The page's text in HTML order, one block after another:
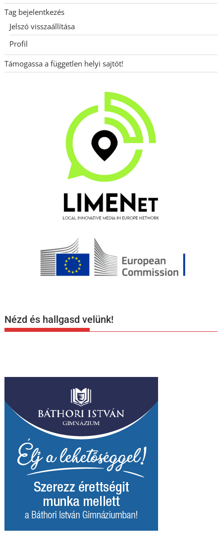
Tag bejelentkezés
Jelszó visszaállítása
Profil
Támogassa a független helyi sajtót!
Nézd és hallgasd velünk!